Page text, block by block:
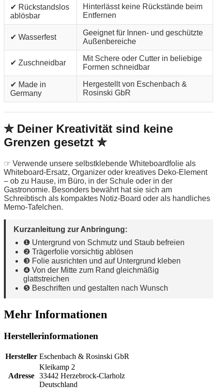
✔ Rückstandslos
ablösbar
Hinterlässt keine Rückstände beim
Entfernen
✔ Wasserfest
Geeignet für Innen- und geschützte
Außenbereiche
✔ Zuschneidbar
Mit Schere oder Cutter in beliebige
Formen schneidbar
✔ Made in
Germany
Hergestellt von Eschenbach &
Rosinski GbR
✮ Deiner Kreativität sind keine
Grenzen gesetzt ✮
☞ Verwende unsere selbstklebende Whiteboardfolie als
Whiteboard-Ersatz, Organizer oder kreatives Deko-Element
– ob zu Hause, im Büro, in der Schule oder in der
Gastronomie. Besonders bewährt hat sie sich am
Schreibtisch als kompaktes Notiz-Board oder als handliches
Memo-Tafelchen.
Kurzanleitung zur Anbringung:
❶ Untergrund von Schmutz und Staub befreien
❷ Trägerfolie vorsichtig ablösen
❸ Folie ausrichten und auf Untergrund kleben
❹ Von der Mitte zum Rand gleichmäßig
glattstreichen
❺ Beschriften und gestalten nach Wunsch
Mehr Informationen
Herstellerinformationen
Hersteller Eschenbach & Rosinski GbR
Adresse
Kleikamp 2
33442 Herzebrock-Clarholz
Deutschland